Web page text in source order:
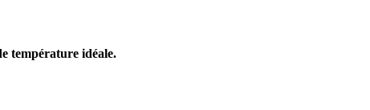
température idéale.